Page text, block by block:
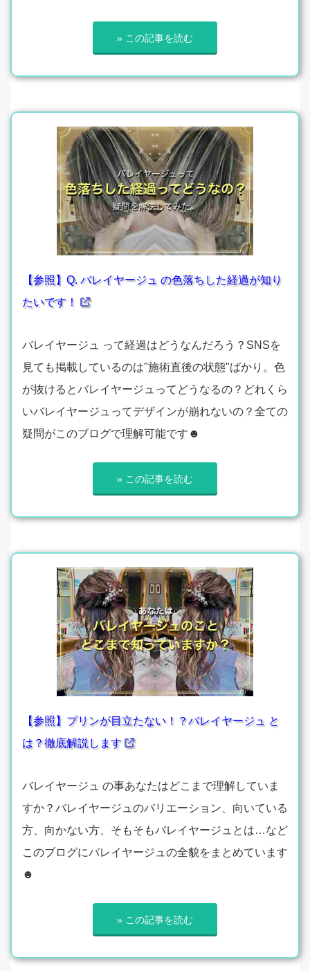
» この記事を読む
【参照】Q. バレイヤージュ の色落ちした経過が知り
たいです！
バレイヤージュ って経過はどうなんだろう？SNSを
見ても掲載しているのは"施術直後の状態"ばかり。色
が抜けるとバレイヤージュってどうなるの？どれくら
いバレイヤージュってデザインが崩れないの？全ての
疑問がこのブログで理解可能です☻
» この記事を読む
【参照】プリンが目立たない！？バレイヤージュ と
は？徹底解説します
バレイヤージュ の事あなたはどこまで理解していま
すか？バレイヤージュのバリエーション、向いている
方、向かない方、そもそもバレイヤージュとは…など
このブログにバレイヤージュの全貌をまとめています
☻
» この記事を読む